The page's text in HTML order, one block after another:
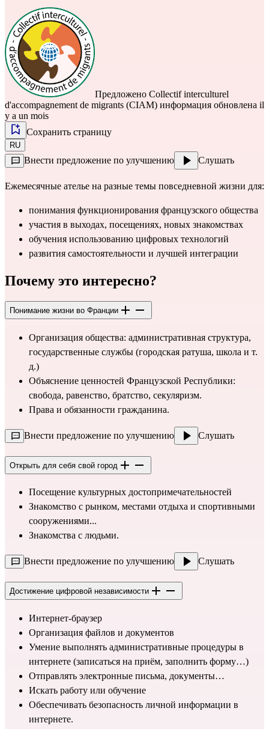
Предложено Collectif interculturel
d'accompagnement de migrants (CIAM) информация обновлена il
y a un mois
Сохранить страницу
RU
Внести предложение по улучшению Слушать
Ежемесячные ателье на разные темы повседневной жизни для:
понимания функционирования французского общества
участия в выходах, посещениях, новых знакомствах
обучения использованию цифровых технологий
развития самостоятельности и лучшей интеграции
Почему это интересно?
Понимание жизни во Франции
Организация общества: административная структура,
государственные службы (городская ратуша, школа и т.
д.)
Объяснение ценностей Французской Республики:
свобода, равенство, братство, секуляризм.
Права и обязанности гражданина.
Внести предложение по улучшению Слушать
Открыть для себя свой город
Посещение культурных достопримечательностей
Знакомство с рынком, местами отдыха и спортивными
сооружениями...
Знакомства с людьми.
Внести предложение по улучшению Слушать
Достижение цифровой независимости
Интернет-браузер
Организация файлов и документов
Умение выполнять административные процедуры в
интернете (записаться на приём, заполнить форму…)
Отправлять электронные письма, документы…
Искать работу или обучение
Обеспечивать безопасность личной информации в
интернете.